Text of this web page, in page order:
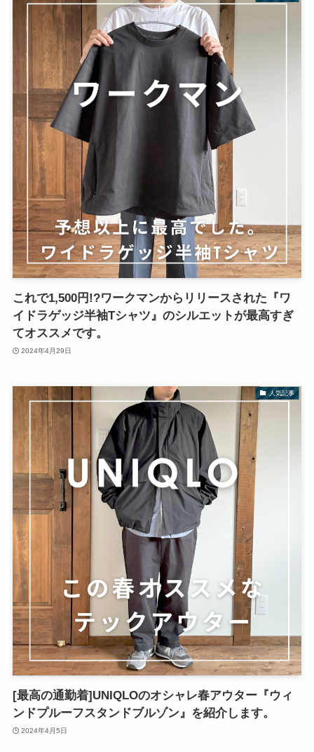
これで1,500円!?ワークマンからリリースされた『ワ
イドラゲッジ半袖Tシャツ』のシルエットが最高すぎ
てオススメです。
2024年4月29日
人気記事
[最高の通勤着]UNIQLOのオシャレ春アウター『ウィ
ンドプルーフスタンドブルゾン』を紹介します。
2024年4月5日